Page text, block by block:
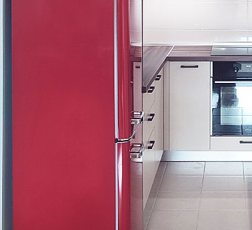
Metalna
galanterija
Elektromaterijal